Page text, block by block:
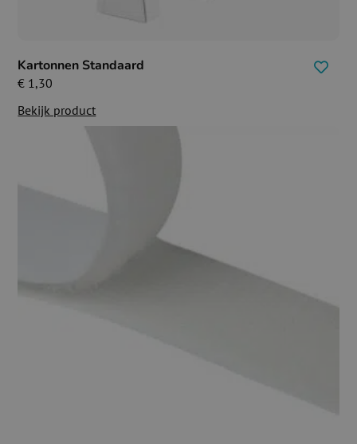
Kartonnen Standaard
€ 1,30
Bekijk product